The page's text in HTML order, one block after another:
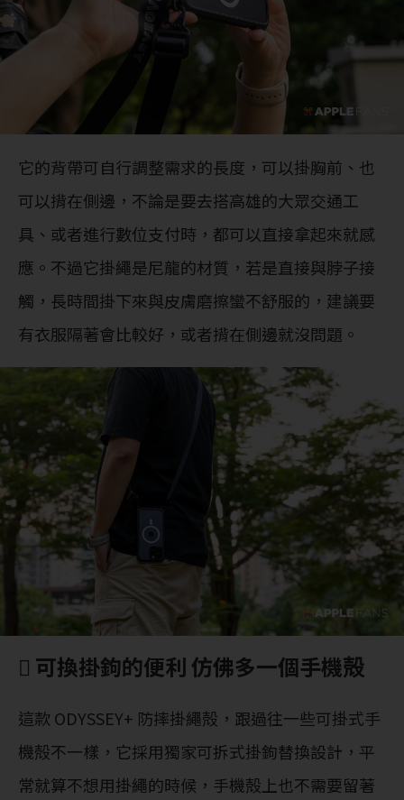
它的背帶可自行調整需求的長度，可以掛胸前、也
可以揹在側邊，不論是要去搭高雄的大眾交通工
具、或者進行數位支付時，都可以直接拿起來就感
應。不過它掛繩是尼龍的材質，若是直接與脖子接
觸，長時間掛下來與皮膚磨擦蠻不舒服的，建議要
有衣服隔著會比較好，或者揹在側邊就沒問題。
 可換掛鉤的便利 仿佛多一個手機殻
這款 ODYSSEY+ 防摔掛繩殻，跟過往一些可掛式手
機殻不一樣，它採用獨家可拆式掛鉤替換設計，平
常就算不想用掛繩的時候，手機殻上也不需要留著